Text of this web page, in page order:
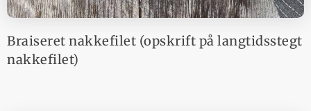
Braiseret nakkefilet (opskrift på langtidsstegt
nakkefilet)